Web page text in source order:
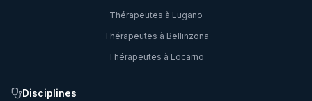
Thérapeutes à Lugano
Thérapeutes à Bellinzona
Thérapeutes à Locarno
Disciplines